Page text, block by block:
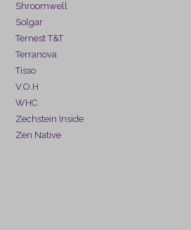
Shroomwell
Solgar
Ternest T&T
Terranova
Tisso
V.O.H
WHC
Zechstein Inside
Zen Native